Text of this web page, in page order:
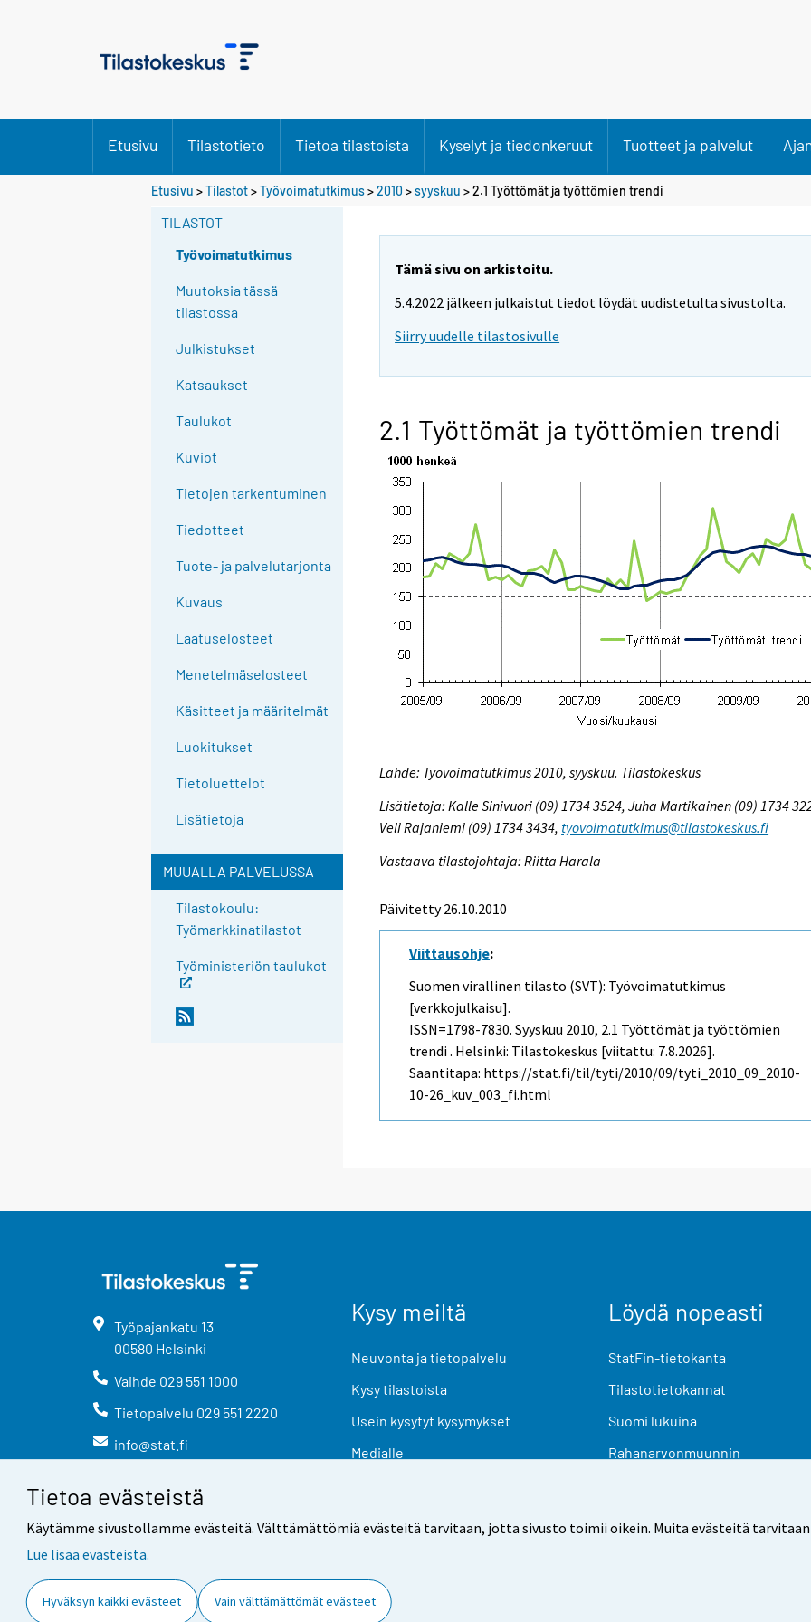
Tietoa evästeistä
Käytämme sivustollamme evästeitä. Välttämättömiä evästeitä tarvitaan, jotta sivusto toimii oikein. Muita evästeitä
Lue lisää evästeistä.
Hyväksyn kaikki evästeet Vain välttämättömät evästeet
Etusivu Tilastotieto Tietoa tilastoista Kyselyt ja tiedonkeruut Tuotteet ja palvelut
Etusivu >Tilastot>Työvoimatutkimus>2010 >syyskuu > 2.1 Työttömät ja työttömien trendi
TILASTOT
Työvoimatutkimus
Muutoksia tässä
tilastossa
Julkistukset
Katsaukset
Taulukot
Kuviot
Tietojen tarkentuminen
Tiedotteet
Tuote- ja palvelutarjonta
Kuvaus
Laatuselosteet
Menetelmäselosteet
Käsitteet ja määritelmät
Luokitukset
Tietoluettelot
Lisätietoja
MUUALLA PALVELUSSA
Tilastokoulu:
Työmarkkinatilastot
Työministeriön taulukot
Tämä sivu on arkistoitu.
5.4.2022 jälkeen julkaistut tiedot löydät uudistetulta sivustolta.
Siirry uudelle tilastosivulle
2.1 Työttömät ja työttömien trendi
Lähde: Työvoimatutkimus 2010, syyskuu. Tilastokeskus
Lisätietoja: Kalle Sinivuori (09) 1734 3524, Juha Martikainen (09) 1734
Veli Rajaniemi (09) 1734 3434, tyovoimatutkimus@tilastokeskus.fi
Vastaava tilastojohtaja: Riitta Harala
Päivitetty 26.10.2010
Viittausohje:
Suomen virallinen tilasto (SVT): Työvoimatutkimus
[verkkojulkaisu].
ISSN=1798-7830.Syyskuu 2010, 2.1 Työttömät ja työttömien
trendi . Helsinki: Tilastokeskus [viitattu: 7.8.2026].
Saantitapa: https://stat.fi/til/tyti/2010/09/tyti_2010_09_2010-
10-26_kuv_003_fi.html
Työpajankatu 13
00580 Helsinki
Vaihde 029 551 1000
Tietopalvelu 029 551 2220
info@stat.fi
Kysy meiltä
Neuvonta ja tietopalvelu
Kysy tilastoista
Usein kysytyt kysymykset
Medialle
Löydä nopeasti
StatFin-tietokanta
Tilastotietokannat
Suomi lukuina
Rahanarvonmuunnin
Yhteystiedot Palaute